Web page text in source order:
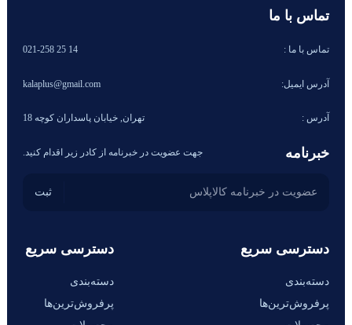
دسترسی سریع
دسته‌بندی
پرفروش‌ترین‌ها
تماس با ما
تماس با ما : 14 25 021-258
آدرس ایمیل: kalaplus@gmail.com
آدرس : تهران, خیابان پاسداران کوچه 18
خبرنامه جهت عضویت در خبرنامه از کادر زیر اقدام کنید.
دسترسی سریع
دسته‌بندی
پرفروش‌ترین‌ها